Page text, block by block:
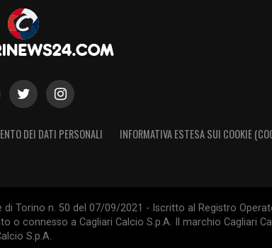
DEI DATI PERSONALI INFORMATIVA ESTESA SUI COOKIE
Torino n. 50 del 07/09/2021 - Iscritto al Registro
connesso a Cagliari Calcio S.p.A. Il marchio Cagliari
S.p.A.